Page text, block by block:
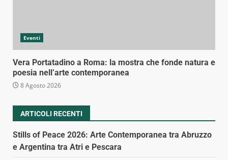
Eventi
Vera Portatadino a Roma: la mostra che fonde natura e
poesia nell’arte contemporanea
8 Agosto 2026
ARTICOLI RECENTI
Stills of Peace 2026: Arte Contemporanea tra Abruzzo
e Argentina tra Atri e Pescara